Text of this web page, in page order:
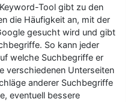
Tool gibt zu den
die Häufigkeit an, mit der
gesucht wird und gibt
So kann jeder
welche Suchbegriffe er
verschiedenen Unterseiten
anderer Suchbegriffe
eventuell bessere